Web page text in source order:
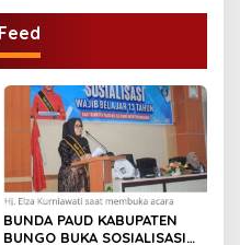
BUNDA PAUD KABUPATEN
BUNGO BUKA SOSIALISASI